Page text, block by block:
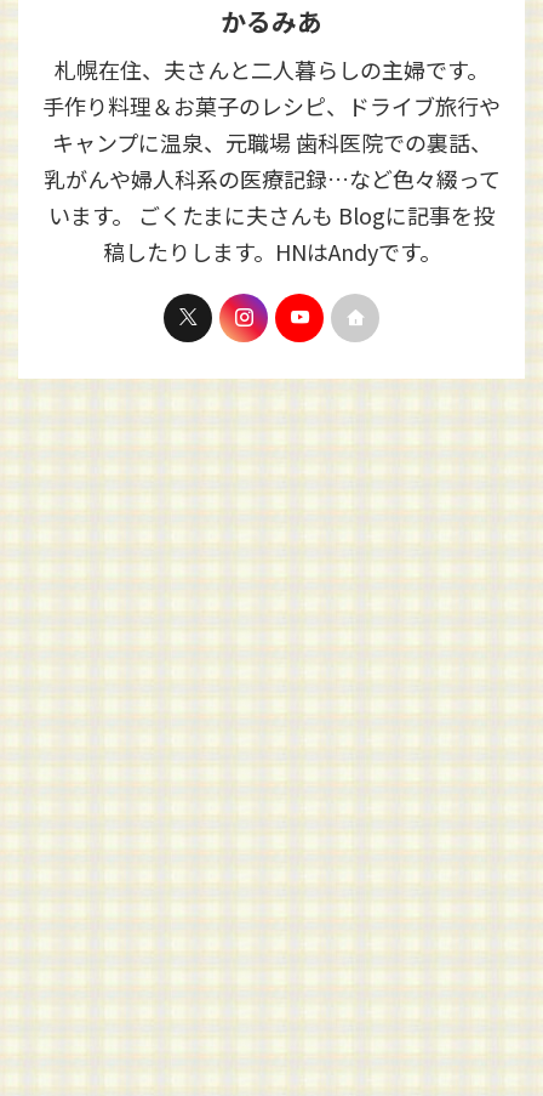
かるみあ
札幌在住、夫さんと二人暮らしの主婦です。
手作り料理＆お菓子のレシピ、ドライブ旅行や
キャンプに温泉、元職場 歯科医院での裏話、
乳がんや婦人科系の医療記録…など色々綴って
います。 ごくたまに夫さんも Blogに記事を投
稿したりします。HNはAndyです。